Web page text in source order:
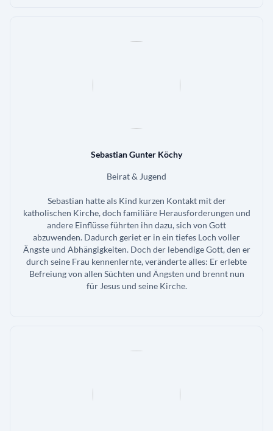
Sebastian Gunter Köchy
Beirat & Jugend
Sebastian hatte als Kind kurzen Kontakt mit der
katholischen Kirche, doch familiäre Herausforderungen und
andere Einflüsse führten ihn dazu, sich von Gott
abzuwenden. Dadurch geriet er in ein tiefes Loch voller
Ängste und Abhängigkeiten. Doch der lebendige Gott, den er
durch seine Frau kennenlernte, veränderte alles: Er erlebte
Befreiung von allen Süchten und Ängsten und brennt nun
für Jesus und seine Kirche.